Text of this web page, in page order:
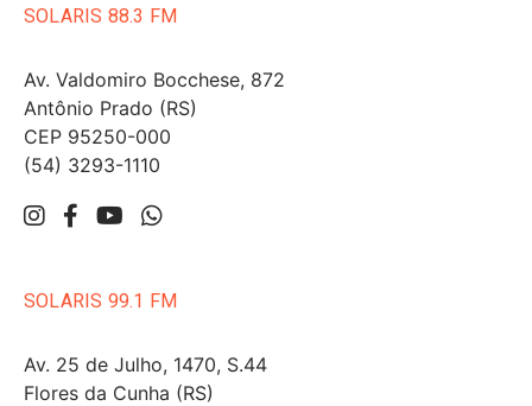
SOLARIS 88.3 FM
Av. Valdomiro Bocchese, 872
Antônio Prado (RS)
CEP 95250-000
(54) 3293-1110
SOLARIS 99.1 FM
Av. 25 de Julho, 1470, S.44
Flores da Cunha (RS)